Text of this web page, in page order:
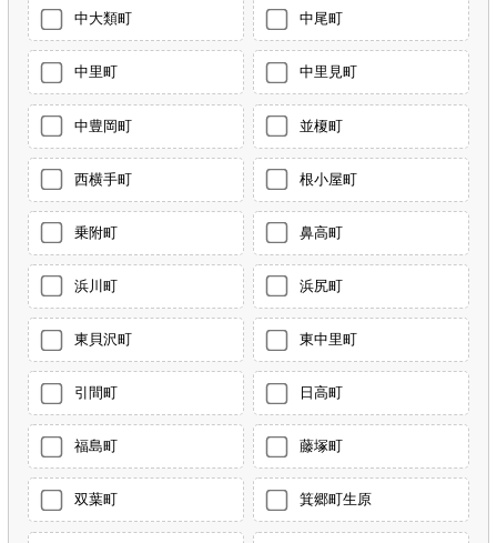
中大類町 中尾町
中里町 中里見町
中豊岡町 並榎町
西横手町 根小屋町
乗附町 鼻高町
浜川町 浜尻町
東貝沢町 東中里町
引間町 日高町
福島町 藤塚町
双葉町 箕郷町生原